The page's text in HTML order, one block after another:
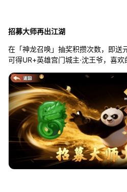
招募大师再出江湖
在「神龙召唤」抽奖积攒次数，即送
可得UR+英雄宫门城主·沈王爷，喜